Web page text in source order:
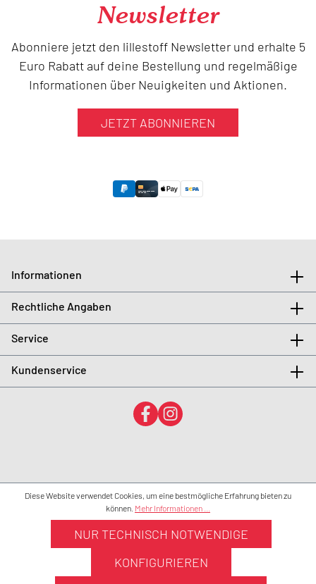
Newsletter
Abonniere jetzt den lillestoff Newsletter und erhalte 5
Euro Rabatt auf deine Bestellung und regelmäßige
Informationen über Neuigkeiten und Aktionen.
JETZT ABONNIEREN
Informationen
Rechtliche Angaben
Service
Kundenservice
Diese Website verwendet Cookies, um eine bestmögliche Erfahrung bieten zu
können. Mehr Informationen ...
NUR TECHNISCH NOTWENDIGE
KONFIGURIEREN